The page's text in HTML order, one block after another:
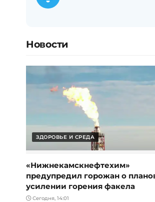
Новости
ЗДОРОВЬЕ И СРЕДА
«Нижнекамскнефтехим»
предупредил горожан о
усилении горения факела
Сегодня, 14:01